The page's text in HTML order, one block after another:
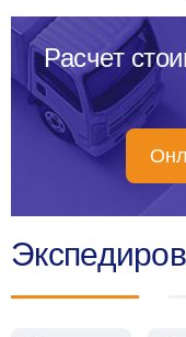
Расчет